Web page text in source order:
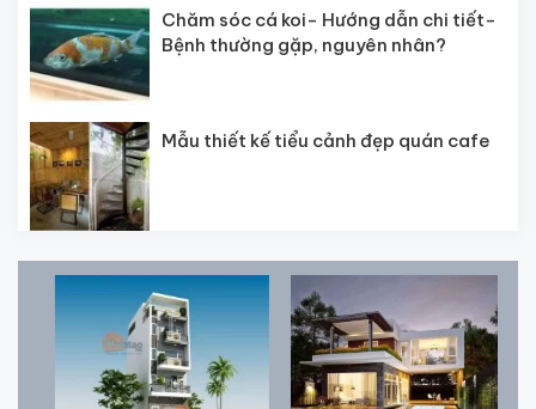
Chăm sóc cá koi- Hướng dẫn chi tiết-
Bệnh thường gặp, nguyên nhân?
Mẫu thiết kế tiểu cảnh đẹp quán cafe